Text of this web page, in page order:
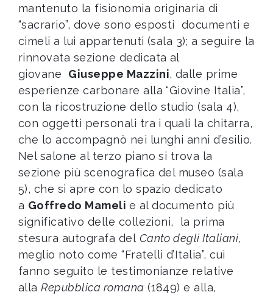
mantenuto la fisionomia originaria di
“sacrario”, dove sono esposti documenti e
cimeli a lui appartenuti (sala 3); a seguire la
rinnovata sezione dedicata al
giovane Giuseppe Mazzini, dalle prime
esperienze carbonare alla “Giovine Italia”,
con la ricostruzione dello studio (sala 4),
con oggetti personali tra i quali la chitarra,
che lo accompagnò nei lunghi anni d’esilio.
Nel salone al terzo piano si trova la
sezione più scenografica del museo (sala
5), che si apre con lo spazio dedicato
a Goffredo Mameli e al documento più
significativo delle collezioni, la prima
stesura autografa del Canto degli Italiani,
meglio noto come “Fratelli d’Italia”, cui
fanno seguito le testimonianze relative
allaRepubblica romana (1849) e alla,